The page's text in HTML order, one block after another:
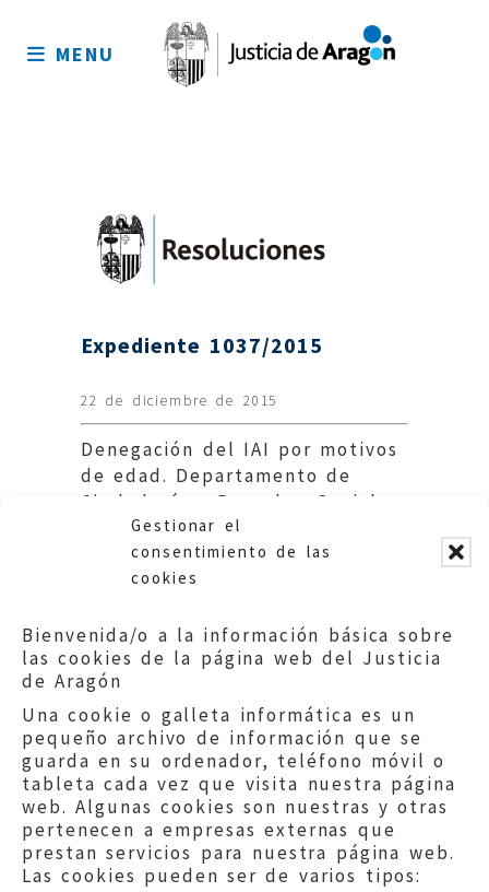
Gestionar el
consentimiento de las
cookies
Bienvenida/o a la información básica sobre
las cookies de la página web del Justicia
de Aragón
Una cookie o galleta informática es un
pequeño archivo de información que se
guarda en su ordenador, teléfono móvil o
tableta cada vez que visita nuestra página
web. Algunas cookies son nuestras y otras
pertenecen a empresas externas que
prestan servicios para nuestra página web.
Las cookies pueden ser de varios tipos:
sitio
MENU
Expediente 1037/2015
22 de diciembre de 2015
Denegación del IAI por motivos
de edad. Departamento de
Ciudadanía y Derechos Sociales
del Gobierno de Aragón.